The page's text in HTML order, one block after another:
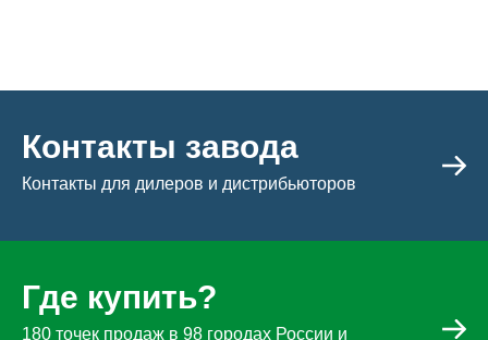
Контакты завода
Контакты для дилеров и дистрибьюторов
Где купить?
180 точек продаж в 98 городах России и